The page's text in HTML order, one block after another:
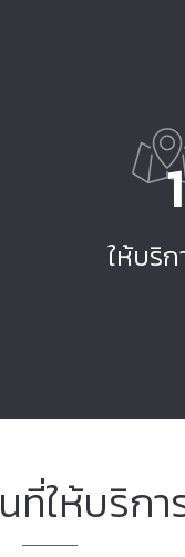
ให้บริ
ที่ให้บริกา